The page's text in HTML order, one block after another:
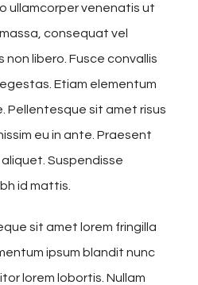
ullamcorper venenatis ut
consequat vel
non libero. Fusce convallis
Etiam elementum
Pellentesque sit amet risus
eu in ante. Praesent
Suspendisse
id mattis.
sit amet lorem fringilla
ipsum blandit nunc
lorem lobortis. Nullam